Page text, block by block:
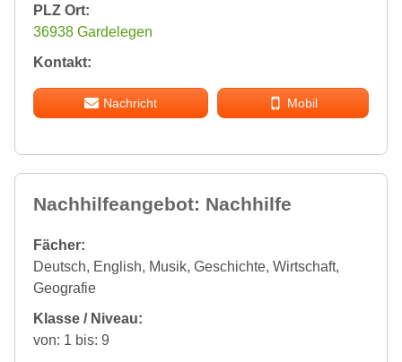
PLZ Ort:
36938 Gardelegen
Kontakt:
Nachricht Mobil
Nachhilfeangebot: Nachhilfe
Fächer:
Deutsch, English, Musik, Geschichte, Wirtschaft,
Geografie
Klasse / Niveau:
von: 1 bis: 9